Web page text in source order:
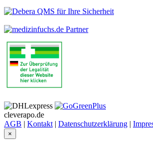
cleverapo.de
AGB | Kontakt | Datenschutzerklärung |
×